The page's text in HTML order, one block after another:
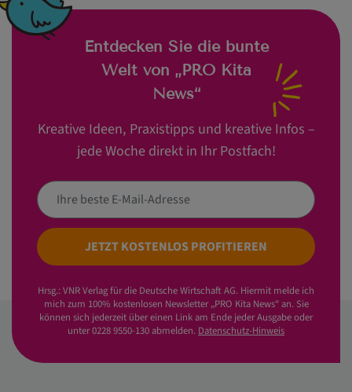
Entdecken Sie die bunte
Welt von „PRO Kita
News“
Kreative Ideen, Praxistipps und kreative Infos –
jede Woche direkt in Ihr Postfach!
JETZT KOSTENLOS PROFITIEREN
Hrsg.: VNR Verlag für die Deutsche Wirtschaft AG. Hiermit melde ich
mich zum 100% kostenlosen Newsletter „PRO Kita News“ an. Sie
können sich jederzeit über einen Link am Ende jeder Ausgabe oder
unter 0228 9550-130 abmelden. Datenschutz-Hinweis